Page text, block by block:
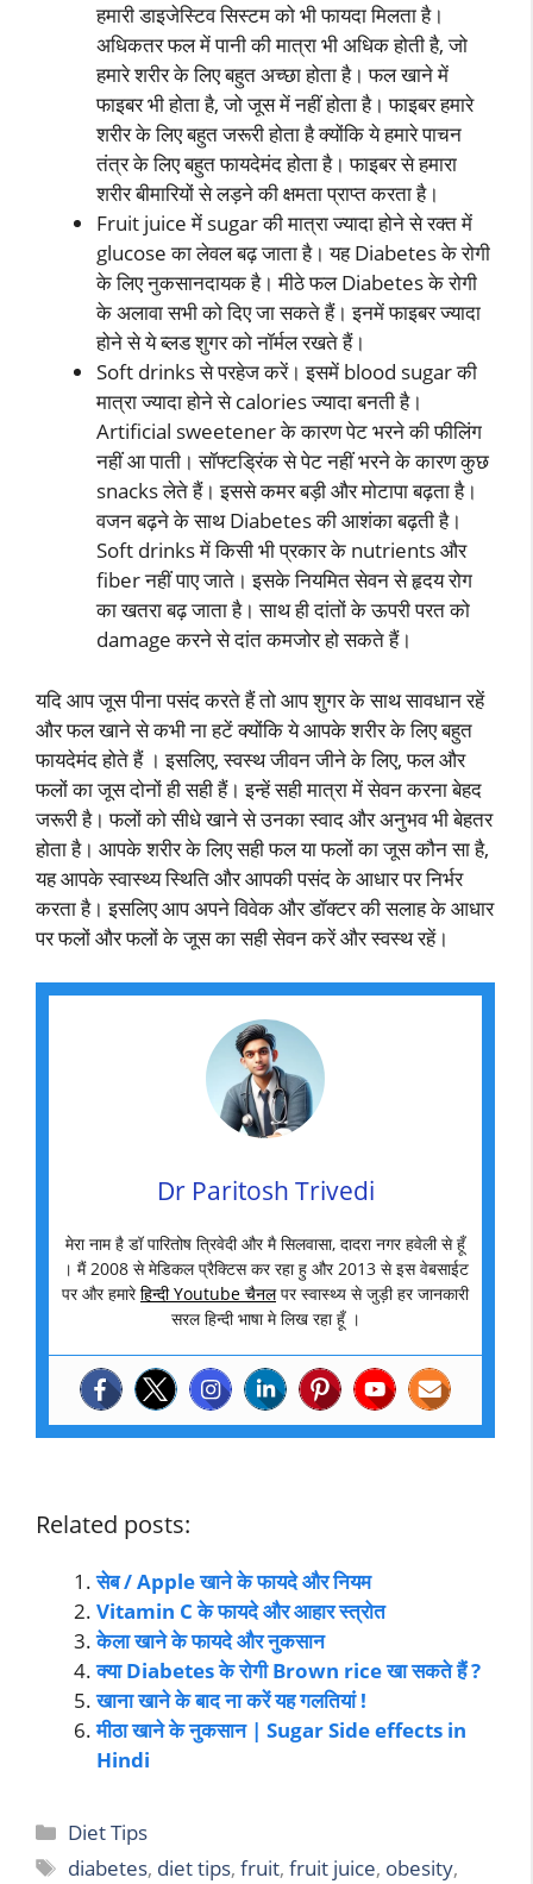
हमारी डाइजेस्टिव सिस्टम को भी फायदा मिलता है।
अधिकतर फल में पानी की मात्रा भी अधिक होती है, जो
हमारे शरीर के लिए बहुत अच्छा होता है। फल खाने में
फाइबर भी होता है, जो जूस में नहीं होता है। फाइबर हमारे
शरीर के लिए बहुत जरूरी होता है क्योंकि ये हमारे पाचन
तंत्र के लिए बहुत फायदेमंद होता है। फाइबर से हमारा
शरीर बीमारियों से लड़ने की क्षमता प्राप्त करता है।
Fruit juice में sugar की मात्रा ज्यादा होने से रक्त में
glucose का लेवल बढ़ जाता है। यह Diabetes के रोगी
के लिए नुकसानदायक है। मीठे फल Diabetes के रोगी
के अलावा सभी को दिए जा सकते हैं। इनमें फाइबर ज्यादा
होने से ये ब्लड शुगर को नॉर्मल रखते हैं।
Soft drinks से परहेज करें। इसमें blood sugar की
मात्रा ज्यादा होने से calories ज्यादा बनती है।
Artificial sweetener के कारण पेट भरने की फीलिंग
नहीं आ पाती। सॉफ्टड्रिंक से पेट नहीं भरने के कारण कुछ
snacks लेते हैं। इससे कमर बड़ी और मोटापा बढ़ता है।
वजन बढ़ने के साथ Diabetes की आशंका बढ़ती है।
Soft drinks में किसी भी प्रकार के nutrients और
fiber नहीं पाए जाते। इसके नियमित सेवन से हृदय रोग
का खतरा बढ़ जाता है। साथ ही दांतों के ऊपरी परत को
damage करने से दांत कमजोर हो सकते हैं।
यदि आप जूस पीना पसंद करते हैं तो आप शुगर के साथ सावधान रहें
और फल खाने से कभी ना हटें क्योंकि ये आपके शरीर के लिए बहुत
फायदेमंद होते हैं । इसलिए, स्वस्थ जीवन जीने के लिए, फल और
फलों का जूस दोनों ही सही हैं। इन्हें सही मात्रा में सेवन करना बेहद
जरूरी है। फलों को सीधे खाने से उनका स्वाद और अनुभव भी बेहतर
होता है। आपके शरीर के लिए सही फल या फलों का जूस कौन सा है,
यह आपके स्वास्थ्य स्थिति और आपकी पसंद के आधार पर निर्भर
करता है। इसलिए आप अपने विवेक और डॉक्टर की सलाह के आधार
पर फलों और फलों के जूस का सही सेवन करें और स्वस्थ रहें।
Dr Paritosh Trivedi
मेरा नाम है डॉ पारितोष त्रिवेदी और मै सिलवासा, दादरा नगर हवेली से हूँ
। मैं 2008 से मेडिकल प्रैक्टिस कर रहा हु और 2013 से इस वेबसाईट
पर और हमारेहिन्दी Youtube चैनलपर स्वास्थ्य से जुड़ी हर जानकारी
सरल हिन्दी भाषा मे लिख रहा हूँ ।
Related posts:
सेब / Apple खाने के फायदे और नियम
Vitamin C के फायदे और आहार स्त्रोत
केला खाने के फायदे और नुकसान
क्या Diabetes के रोगी Brown rice खा सकते हैं ?
खाना खाने के बाद ना करें यह गलतियां !
मीठा खाने के नुकसान | Sugar Side effects in
Hindi
Diet Tips
diabetes, diet tips,fruit,fruit juice, obesity,